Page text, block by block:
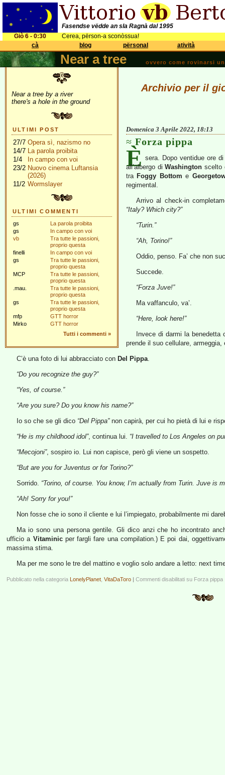
Fasendse vëdde an sla Ragnà dal 1995
Giò 6 - 0:30
Cerea, përson-a sconòssua!
cà
blog përsonal atività
Near a tree ovvero come rovinarsi
Near a tree by a river
there's a hole in the ground
ULTIMI POST
27/7 Opera sì, nazismo no
14/7 La parola proibita
1/4
In campo con voi
23/2 Nuovo cinema Luftansia
(2026)
11/2 Wormslayer
ULTIMI COMMENTI
gs
La parola proibita
gs
In campo con voi
vb
Tra tutte le passioni,
proprio questa
finelli
In campo con voi
gs
Tra tutte le passioni,
proprio questa
MCP
Tra tutte le passioni,
proprio questa
.mau.
Tra tutte le passioni,
proprio questa
gs
Tra tutte le passioni,
proprio questa
mfp
GTT horror
Mirko
GTT horror
Tutti i commenti »
Archivio per il
Domenica 3 Aprile 2022, 18:13
Forza pippa
È sera. Dopo ventidue ore
all’albergo diWashington scelto
tra Foggy Bottom e
regimental.
Arrivo al check-in
“Italy? Which city?”
“Turin.”
“Ah, Torino!”
Oddio, penso. Fa’ che non
Succede.
“Forza Juve!”
Ma vaffanculo, va’.
“Here, look here!”
Invece di darmi la
prende il suo cellulare, armeggia,
C’è una foto di lui abbracciato con Del Pippa.
“Do you recognize the guy?”
“Yes, of course.”
“Are you sure? Do you know his name?”
Io so che se gli dico “Del Pippa”non capirà, per cui ho pietà di lui e
“He is my childhood idol”, continua lui. “I travelled to Los Angeles on
“Mecojoni”, sospiro io. Lui non capisce, però gli viene un sospetto.
“But are you for Juventus or for Torino?”
Sorrido. “Torino, of course. You know, I’m actually from Turin. Juve is
“Ah! Sorry for you!”
Non fosse che io sono il cliente e lui l’impiegato, probabilmente mi
Ma io sono una persona gentile. Gli dico anzi che ho incontrato
ufficio a Vitaminicper fargli fare una compilation.) E poi dai,
massima stima.
Ma per me sono le tre del mattino e voglio solo andare a letto: next
Pubblicato nella categoria LonelyPlanet VitaDaToro | Commenti disabilitati su Forza pippa